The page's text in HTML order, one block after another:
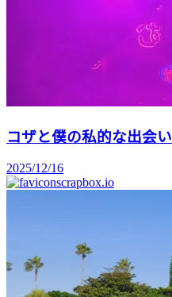
コザと僕の私的な出会い
2025/12/16
scrapbox.io